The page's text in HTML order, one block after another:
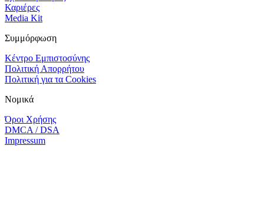
Καριέρες
Media Kit
Συμμόρφωση
Κέντρο Εμπιστοσύνης
Πολιτική Απορρήτου
Πολιτική για τα Cookies
Νομικά
Όροι Χρήσης
DMCA / DSA
Impressum